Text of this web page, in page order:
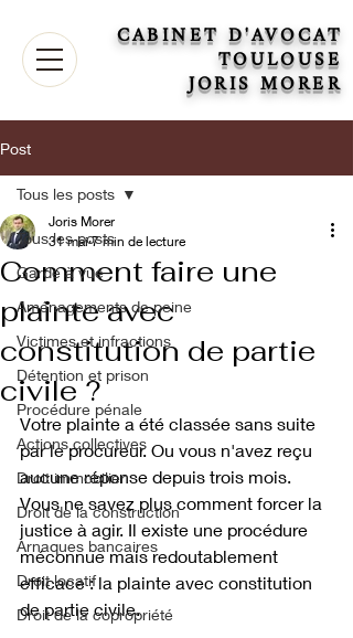
CABINET D'AVOCAT
TOULOUSE
JORIS MORER
Post
Tous les posts
Garde à vue
Aménagements de peine
Victimes et infractions
Détention et prison
Procédure pénale
Actions collectives
Droit immobilier
Droit de la construction
Arnaques bancaires
Droit locatif
Droit de la copropriété
Tous les posts
Comment faire une
plainte avec
constitution de partie
civile ?
Joris Morer
31 mai 7 min de lecture
Votre plainte a été classée sans suite
par le procureur. Ou vous n'avez reçu
aucune réponse depuis trois mois.
Vous ne savez plus comment forcer la
justice à agir. Il existe une procédure
méconnue mais redoutablement
efficace : la plainte avec constitution
de partie civile.